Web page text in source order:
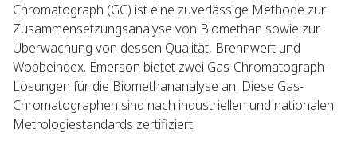
Chromatograph (GC) ist eine zuverlässige Methode zur
Zusammensetzungsanalyse von Biomethan sowie zur
Überwachung von dessen Qualität, Brennwert und
Wobbeindex. Emerson bietet zwei Gas-Chromatograph-
Lösungen für die Biomethananalyse an. Diese Gas-
Chromatographen sind nach industriellen und nationalen
Metrologiestandards zertifiziert.